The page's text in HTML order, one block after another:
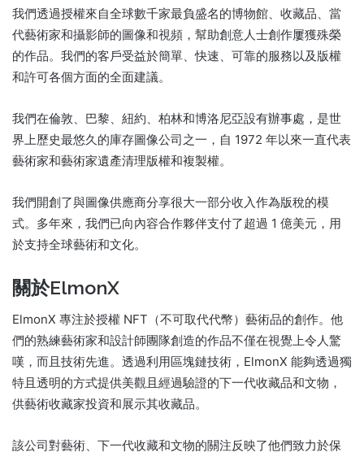
我們透過授權來自全球數千家最負盛名的博物館、收藏品、當
代藝術家和攝影師的圖像和視頻，幫助創意人士創作屢獲殊榮
的作品。我們的客戶受益於簡單、快速、可靠的服務以及版權
和許可各個方面的全面建議。
我們在倫敦、巴黎、紐約、柏林和博洛尼亞設有辦事處，是世
界上歷史最悠久的庫存圖像公司之一，自 1972 年以來一直代表
藝術家和藝術家遺產清理版權和複製權。
我們開創了與圖像供應商分享很大一部分收入作為版稅的模
式。多年來，我們已向內容合作夥伴支付了超過 1 億美元，用
於支持全球藝術和文化。
關於ElmonX
ElmonX 專注於授權 NFT（不可取代代幣）藝術品的創作。他
們的熟練藝術家和設計師團隊創造的作品不僅在視覺上令人驚
嘆，而且技術先進。透過利用區塊鏈技術，ElmonX 能夠透過獨
特且透明的方式提供美觀且經過驗證的下一代收藏品和文物，
供藝術收藏家投資和展示其收藏品。
該公司對藝術、下一代收藏和文物的關注反映了他們致力於保